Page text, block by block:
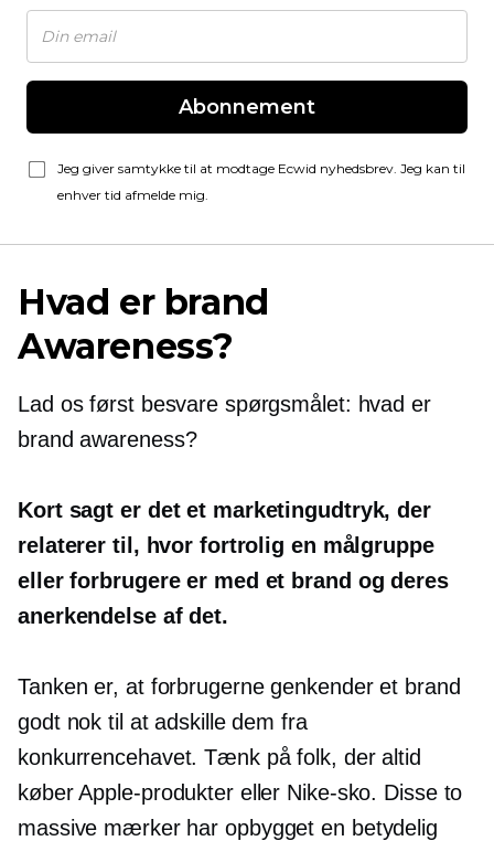
Abonnement
Jeg giver samtykke til at modtage Ecwid nyhedsbrev. Jeg kan til
enhver tid afmelde mig.
Hvad er brand
Awareness?
Lad os først besvare spørgsmålet: hvad er
brand awareness?
Kort sagt er det et marketingudtryk, der
relaterer til, hvor fortrolig en målgruppe
eller forbrugere er med et brand og deres
anerkendelse af det.
Tanken er, at forbrugerne genkender et brand
godt nok til at adskille dem fra
konkurrencehavet. Tænk på folk, der altid
køber Apple-produkter eller Nike-sko. Disse to
massive mærker har opbygget en betydelig